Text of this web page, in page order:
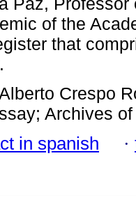
of the
that
Crespo
Archives
in spanish ·